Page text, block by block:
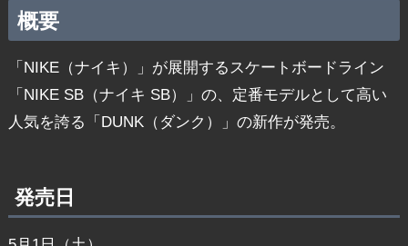
概要
「NIKE（ナイキ）」が展開するスケートボードライン
「NIKE SB（ナイキ SB）」の、定番モデルとして高い
人気を誇る「DUNK（ダンク）」の新作が発売。
発売日